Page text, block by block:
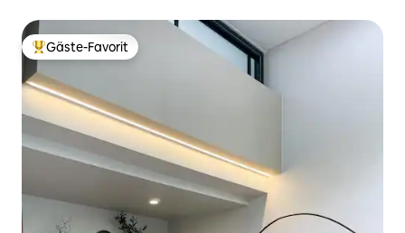
Beliebter Gäste-Favorit.
Gäste-Favorit